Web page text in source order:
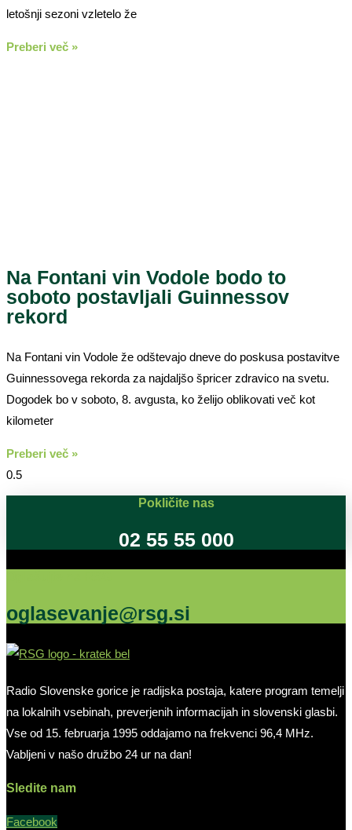
letošnji sezoni vzletelo že
Preberi več »
Na Fontani vin Vodole bodo to
soboto postavljali Guinnessov
rekord
Na Fontani vin Vodole že odštevajo dneve do poskusa postavitve
Guinnessovega rekorda za najdaljšo špricer zdravico na svetu.
Dogodek bo v soboto, 8. avgusta, ko želijo oblikovati več kot
kilometer
Preberi več »
Pokličite nas
02 55 55 000
oglasevanje@rsg.si
Radio Slovenske gorice je radijska postaja, katere program temelji
na lokalnih vsebinah, preverjenih informacijah in slovenski glasbi.
Vse od 15. februarja 1995 oddajamo na frekvenci 96,4 MHz.
Vabljeni v našo družbo 24 ur na dan!
Sledite nam
Facebook